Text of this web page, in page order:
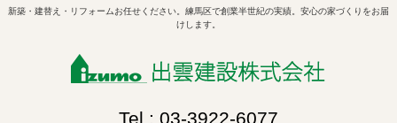
新築・建替え・リフォームお任せください。練馬区で創業半世紀の実績。安心の家づくりをお届
けします。
Tel : 03-3922-6077